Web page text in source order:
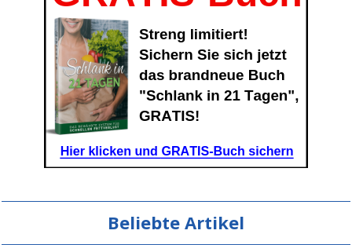
Beliebte Artikel